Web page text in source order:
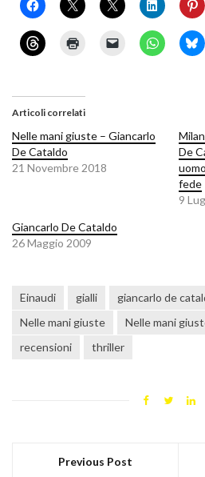
Articoli correlati
Nelle mani giuste – Giancarlo
De Cataldo
21 Novembre 2018
De
fede
9
Giancarlo De Cataldo
26 Maggio 2009
Einaudi gialli giancarlo de
Nelle mani giuste
Nelle mani
recensioni
thriller
Previous Post